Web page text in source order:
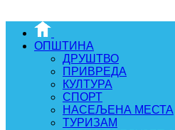
ОПШТИНА
ДРУШТВО
ПРИВРЕДА
КУЛТУРА
СПОРТ
НАСЕЉЕНА МЕСТА
ТУРИЗАМ